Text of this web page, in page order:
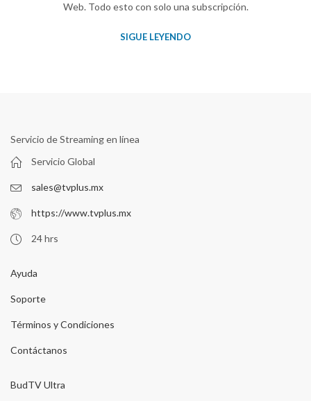
Web. Todo esto con solo una subscripción.
SIGUE LEYENDO
Servicio de Streaming en línea
Servicio Global
sales@tvplus.mx
https://www.tvplus.mx
24 hrs
Ayuda
Soporte
Términos y Condiciones
Contáctanos
BudTV Ultra